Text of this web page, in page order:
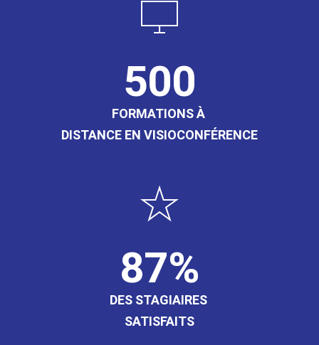
500
FORMATIONS À
DISTANCE EN VISIOCONFÉRENCE
87
DES STAGIAIRES
SATISFAITS